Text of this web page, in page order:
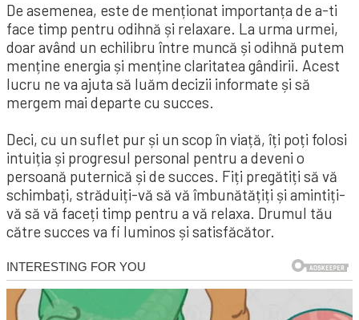
De asemenea, este de menționat importanța de a-ti
face timp pentru odihnă și relaxare. La urma urmei,
doar având un echilibru între muncă și odihnă putem
menține energia și menține claritatea gândirii. Acest
lucru ne va ajuta să luăm decizii informate și să
mergem mai departe cu succes.
Deci, cu un suflet pur și un scop în viață, îți poți folosi
intuiția și progresul personal pentru a deveni o
persoană puternică și de succes. Fiți pregătiți să vă
schimbați, străduiți-vă să vă îmbunătățiți și amintiți-
vă să vă faceți timp pentru a vă relaxa. Drumul tău
către succes va fi luminos și satisfăcător.